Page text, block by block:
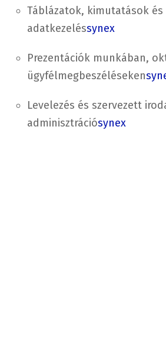
Táblázatok, kimutatások és
adatkezeléssynex
Prezentációk munkában,
ügyfélmegbeszéléseken
Levelezés és szervezett
adminisztrációsynex